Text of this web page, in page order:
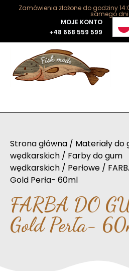
Zamówienia złożone do godziny
samego
MOJE KONTO
+48 668 559 599
Strona główna / Materiały do
wędkarskich / Farby do gum
wędkarskich / Perłowe /
Gold Perła- 60ml
FARBA DO
Gold Perła-